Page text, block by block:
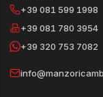
+39 081 599 1998
+39 081 780 3954
+39 320 753 7082